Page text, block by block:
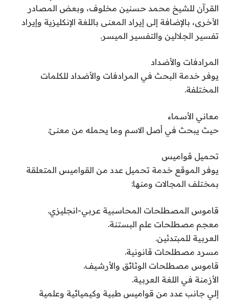
القرآن للشيخ محمد حسنين مخلوف، وبعض المصادر
الأخرى، بالإضافة إلى إيراد المعنى باللغة الإنكليزية وإيراد
تفسير الجلالين والتفسير الميسر.
المرادفات والأضداد
يوفر خدمة البحث في المرادفات والأضداد للكلمات
المختلفة.
معاني الأسماء
حيث يبحث في أصل الاسم وما يحمله من معنىً.
تحميل قواميس
يوفر الموقع خدمة تحميل عدد من القواميس المتعلقة
بمختلف المجالات ومنها:
قاموس المصطلحات المحاسبية عربي-انجليزي.
معجم مصطلحات علم البستنة.
العربية للمبتدئين.
مسرد مصطلحات قانونية.
قاموس مصطلحات الوثائق والأرشيف.
الأزمنة في اللغة العربية.
إلي جانب عدد من قواميس طبية وكيميائية وعلمية